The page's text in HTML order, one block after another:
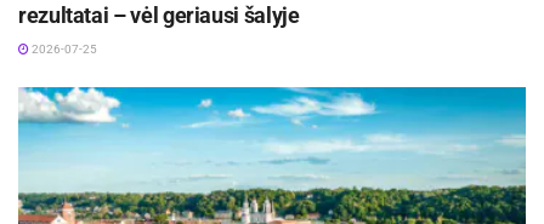
rezultatai – vėl geriausi šalyje
2026-07-25